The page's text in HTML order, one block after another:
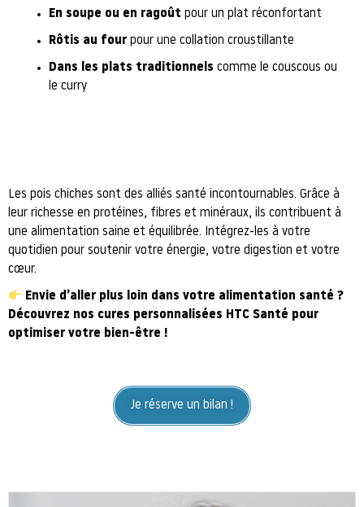
En soupe ou en ragoût pour un plat réconfortant
Rôtis au four pour une collation croustillante
Dans les plats traditionnels comme le couscous ou
le curry
Les pois chiches sont des alliés santé incontournables. Grâce à
leur richesse en protéines, fibres et minéraux, ils contribuent à
une alimentation saine et équilibrée. Intégrez-les à votre
quotidien pour soutenir votre énergie, votre digestion et votre
cœur.
Envie d’aller plus loin dans votre alimentation santé ?
Découvrez nos cures personnalisées HTC Santé pour
optimiser votre bien-être !
Je réserve un bilan !